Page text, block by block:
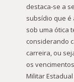
destaca-se a
subsídio que é
sob uma ótica
considerando
carreira, ou
os
Militar